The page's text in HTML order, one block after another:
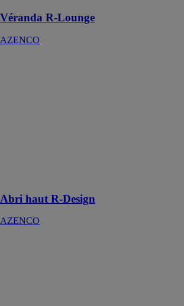
Véranda R-Lounge
AZENCO
Abri haut R-Design
AZENCO